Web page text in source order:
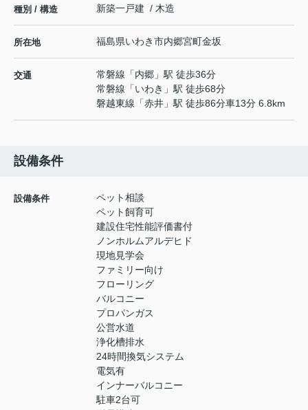
種別 / 構造 新築一戸建 / 木造
所在地 福島県いわき市内郷宮町金坂
交通 常磐線 「内郷 」駅 徒歩36分
常磐線 「いわき 」駅 徒歩68分
磐越東線 「赤井 」駅 徒歩86分車13分 6.8km
設備条件
設備条件
ペット相談
ペット飼育可
建設住宅性能評価書付
ノンホルムアルデヒド
現地見学会
ファミリー向け
フローリング
バルコニー
プロパンガス
公営水道
浄化槽排水
24時間換気システム
電気有
インナーバルコニー
駐車2台可